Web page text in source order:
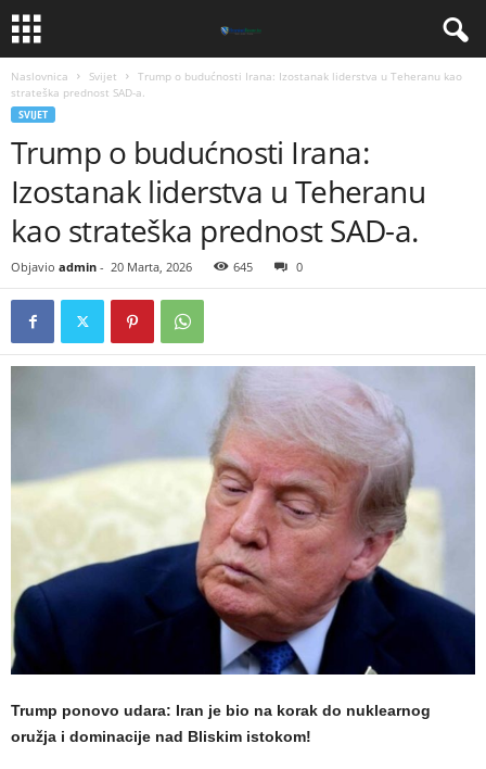
Naslovnica Svijet
Trump o budućnosti Irana: Izostanak liderstva u Teheranu kao
strateška prednost SAD-a.
SVIJET
Trump o budućnosti Irana:
Izostanak liderstva u Teheranu
kao strateška prednost SAD-a.
Objavio admin - 20 Marta, 2026 645 0
Trump ponovo udara: Iran je bio na korak do nuklearnog
oružja i dominacije nad Bliskim istokom!